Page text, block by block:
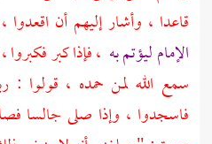
قاعدا ، وأشار إليهم أن
الإمام ليؤتم به ، فإذا كبر
سمع الله لمن حمده ، قولوا :
فاسجدوا ، وإذا صلى جالسا